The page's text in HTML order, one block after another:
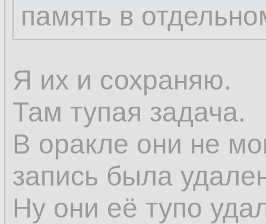
память в
Я их и сохраняю.
Там тупая задача.
В оракле они не
запись была
Ну они её тупо